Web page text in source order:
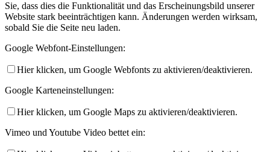
Sie, dass dies die Funktionalität und das Erscheinungsbild unserer
Website stark beeinträchtigen kann. Änderungen werden wirksam,
sobald Sie die Seite neu laden.
Google Webfont-Einstellungen:
Hier klicken, um Google Webfonts zu aktivieren/deaktivieren.
Google Karteneinstellungen:
Hier klicken, um Google Maps zu aktivieren/deaktivieren.
Vimeo und Youtube Video bettet ein: